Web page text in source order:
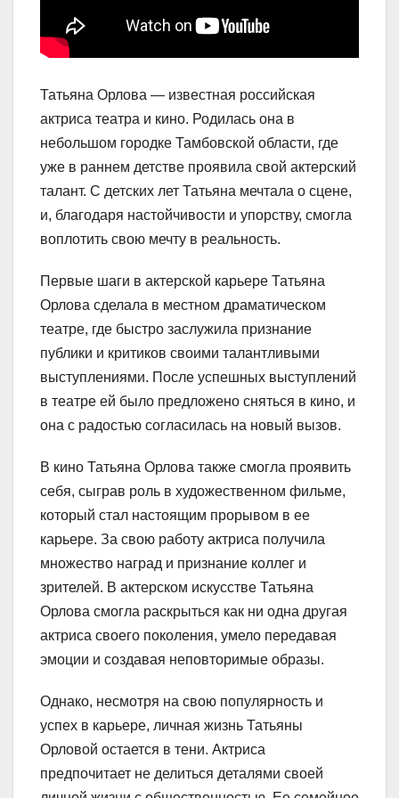
Татьяна Орлова — известная российская
актриса театра и кино. Родилась она в
небольшом городке Тамбовской области, где
уже в раннем детстве проявила свой актерский
талант. С детских лет Татьяна мечтала о сцене,
и, благодаря настойчивости и упорству, смогла
воплотить свою мечту в реальность.
Первые шаги в актерской карьере Татьяна
Орлова сделала в местном драматическом
театре, где быстро заслужила признание
публики и критиков своими талантливыми
выступлениями. После успешных выступлений
в театре ей было предложено сняться в кино, и
она с радостью согласилась на новый вызов.
В кино Татьяна Орлова также смогла проявить
себя, сыграв роль в художественном фильме,
который стал настоящим прорывом в ее
карьере. За свою работу актриса получила
множество наград и признание коллег и
зрителей. В актерском искусстве Татьяна
Орлова смогла раскрыться как ни одна другая
актриса своего поколения, умело передавая
эмоции и создавая неповторимые образы.
Однако, несмотря на свою популярность и
успех в карьере, личная жизнь Татьяны
Орловой остается в тени. Актриса
предпочитает не делиться деталями своей